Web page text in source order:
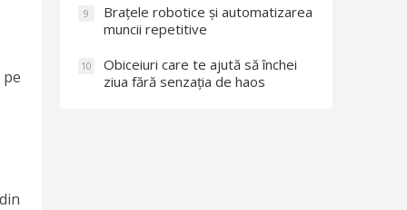
9
Brațele robotice și automatizarea
muncii repetitive
10
Obiceiuri care te ajută să închei
ziua fără senzația de haos